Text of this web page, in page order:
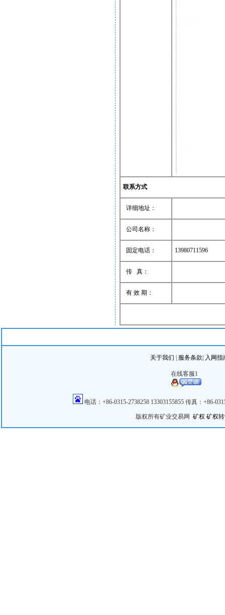
联系方式
详细地址：
公司名称：
固定电话： 13980711596
传 真：
有 效 期：
关于我们 服务条款 入网指
在线客服1
电话：+86-0315-2738258 13303155855 传真：+86-
版权所有矿业交易网矿权 矿权